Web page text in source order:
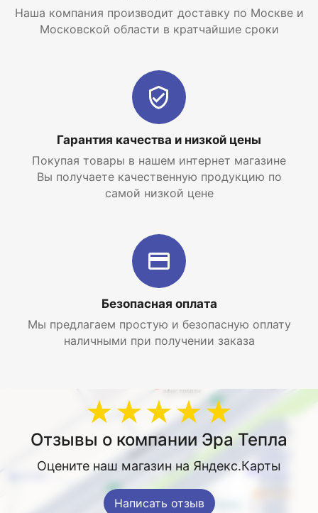
Наша компания производит доставку по Москве и
Московской области в кратчайшие сроки
Гарантия качества и низкой цены
Покупая товары в нашем интернет магазине
Вы получаете качественную продукцию по
самой низкой цене
Безопасная оплата
Мы предлагаем простую и безопасную оплату
наличными при получении заказа
★★★★★
Отзывы о компании Эра Тепла
Оцените наш магазин на Яндекс.Карты
Написать отзыв